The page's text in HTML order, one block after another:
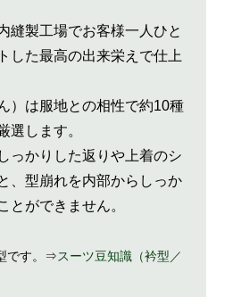
縫製工場でお客様一人ひと
した最高の出来栄えで仕上
）は服地との相性で約10種
選します。
っかりした返りや上着のシ
、型崩れを内部からしっか
とができません。
です。⇒スーツ豆知識（衿型／